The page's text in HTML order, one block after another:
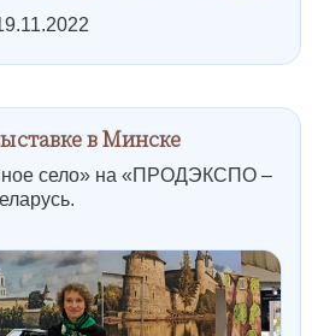
в Минске
село» на «ПРОДЭКСПО –